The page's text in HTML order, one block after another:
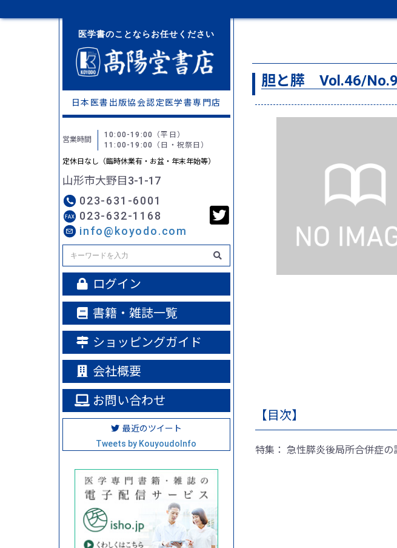
医学書のことならお任せください
日本医書出版協会認定医学書専門店
営業時間
10:00-19:00
（平日）
11:00-19:00
（日・祝祭日）
定休日なし（臨時休業有・お盆・年末年始等）
山形市大野目3-1-17
023-631-6001
023-632-1168
info@koyodo.com
ログイン
書籍・雑誌一覧
ショッピングガイド
会社概要
お問い合わせ
最近のツイート
Tweets by KouyoudoInfo
胆と膵 Vol.46/No.9
【目次】
特集： 急性膵炎後局所合併症の